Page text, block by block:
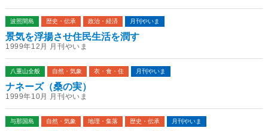
波照間島 歴史・伝承 政治・経済 月刊やいま
景気を浮揚させ住民生活を潤す
1999年12月 月刊やいま
八重山全般 自然・気象 衣・食・住 月刊やいま
ナネーズ（桑の実）
1999年10月 月刊やいま
与那国島 自然・気象 地理・集落 歴史・伝承 月刊やいま